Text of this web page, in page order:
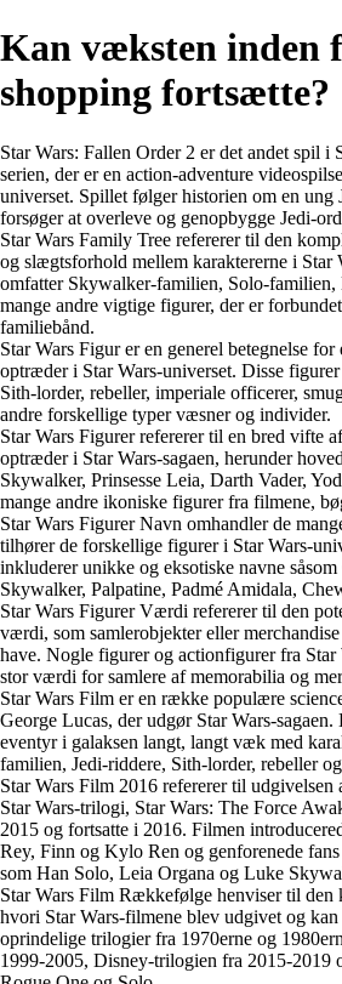
Kan væksten inden
shopping fortsætte?
Star Wars: Fallen Order 2 er det andet spil i
serien, der er en action-adventure
universet. Spillet følger historien om en ung
forsøger at overleve og genopbygge Jedi-
Star Wars Family Tree refererer til den
og slægtsforhold mellem karaktererne i Star
omfatter Skywalker-familien, Solo-
mange andre vigtige figurer, der er
familiebånd.
Star Wars Figur er en generel betegnelse
optræder i Star Wars-universet. Disse
Sith-lorder, rebeller, imperiale officerer,
andre forskellige typer væsner og individer.
Star Wars Figurer refererer til en bred vifte
optræder i Star Wars-sagaen, herunder
Skywalker, Prinsesse Leia, Darth Vader,
mange andre ikoniske figurer fra filmene,
Star Wars Figurer Navn omhandler de
tilhører de forskellige figurer i Star Wars-
inkluderer unikke og eksotiske navne
Skywalker, Palpatine, Padmé Amidala,
Star Wars Figurer Værdi refererer til den
værdi, som samlerobjekter eller
have. Nogle figurer og actionfigurer fra Star
stor værdi for samlere af memorabilia og
Star Wars Film er en række populære
George Lucas, der udgør Star Wars-
eventyr i galaksen langt, langt væk med
familien, Jedi-riddere, Sith-lorder, rebeller
Star Wars Film 2016 refererer til
Star Wars-trilogi, Star Wars: The Force
2015 og fortsatte i 2016. Filmen
Rey, Finn og Kylo Ren og genforenede
som Han Solo, Leia Organa og Luke
Star Wars Film Rækkefølge henviser til
hvori Star Wars-filmene blev udgivet og kan
oprindelige trilogier fra 1970erne og
1999-2005, Disney-trilogien fra 2015-2019